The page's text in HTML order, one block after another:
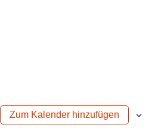
Zum Kalender hinzufügen